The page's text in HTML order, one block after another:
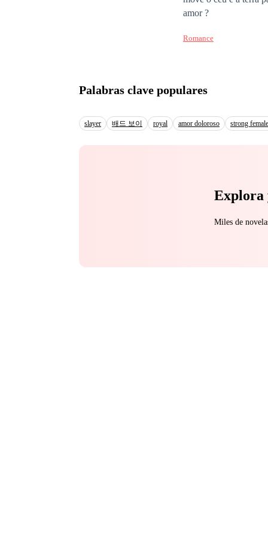
amor ?
Romance
Palabras clave populares
slayer 배드 보이 royal amor doloroso strong
Explora
Miles de